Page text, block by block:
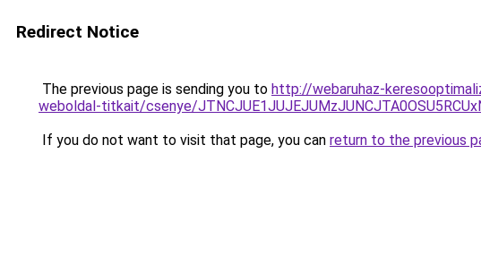
Redirect Notice
The previous page is sending you to http://webaruhaz-
weboldal-titkait/csenye/
If you do not want to visit that page, you can return to the previous